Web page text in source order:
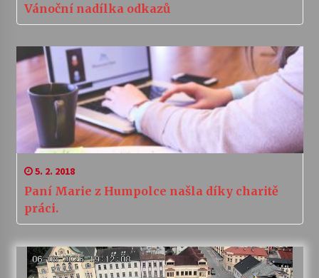
Vánoční nadílka odkazů
5. 2. 2018
Paní Marie z Humpolce našla díky charitě
práci.